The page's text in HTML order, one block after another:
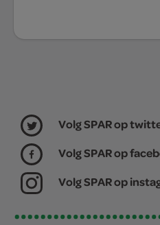
Volg SPAR op
Volg SPAR op
Volg SPAR op